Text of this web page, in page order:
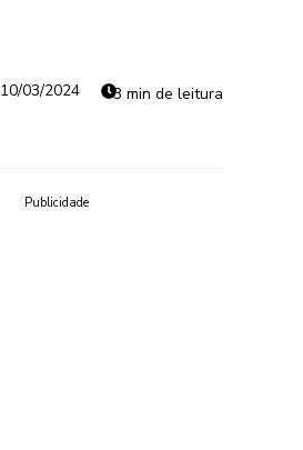
10/03/2024 3 min de leitura
Publicidade